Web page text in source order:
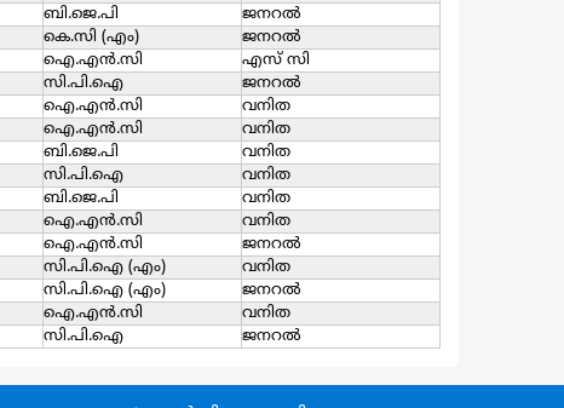
ബി.ജെ.പി
ജനറല്‍
കെ.സി (എം)
ജനറല്‍
ഐ.എന്‍.സി
എസ്‌ സി
സി.പി.ഐ
ജനറല്‍
ഐ.എന്‍.സി
വനിത
ഐ.എന്‍.സി
വനിത
ബി.ജെ.പി
വനിത
സി.പി.ഐ
വനിത
ബി.ജെ.പി
വനിത
ഐ.എന്‍.സി
വനിത
ഐ.എന്‍.സി
ജനറല്‍
സി.പി.ഐ (എം)
വനിത
സി.പി.ഐ (എം)
ജനറല്‍
ഐ.എന്‍.സി
വനിത
സി.പി.ഐ ജനറല്‍